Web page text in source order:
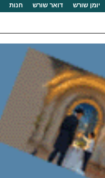
יומן שורש דואר שורש חנות